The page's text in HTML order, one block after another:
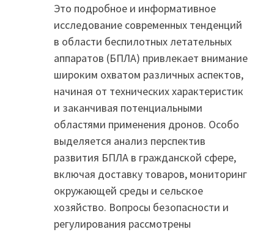
Это подробное и информативное
исследование современных тенденций
в области беспилотных летательных
аппаратов (БПЛА) привлекает внимание
широким охватом различных аспектов,
начиная от технических характеристик
и заканчивая потенциальными
областями применения дронов. Особо
выделяется анализ перспектив
развития БПЛА в гражданской сфере,
включая доставку товаров, мониторинг
окружающей среды и сельское
хозяйство. Вопросы безопасности и
регулирования рассмотрены